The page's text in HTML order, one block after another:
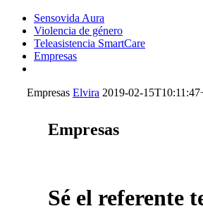
Sensovida Aura
Violencia de género
Teleasistencia SmartCare
Empresas
Empresas Elvira 2019-02-
Empresas
Sé el referente